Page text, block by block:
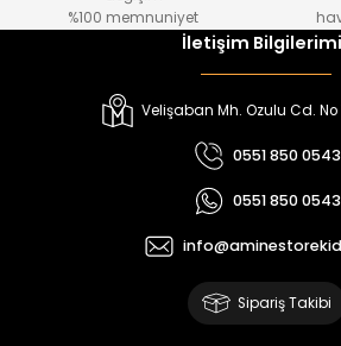
%100 memnuniyet
İletişim
Velişaban Mh. Ozulu Cd.
0551 850 0543
0551 850 0543
Sipariş Takibi